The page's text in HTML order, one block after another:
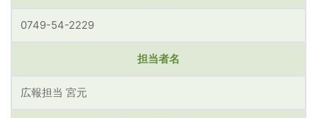
0749-54-2229
担当者名
広報担当 宮元